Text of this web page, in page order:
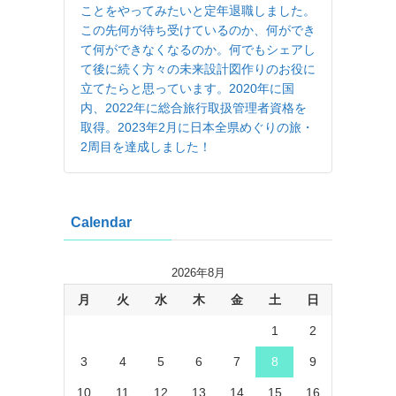
ことをやってみたいと定年退職しました。
この先何が待ち受けているのか、何ができ
て何ができなくなるのか。何でもシェアし
て後に続く方々の未来設計図作りのお役に
立てたらと思っています。2020年に国
内、2022年に総合旅行取扱管理者資格を
取得。2023年2月に日本全県めぐりの旅・
2周目を達成しました！
Calendar
2026年8月
月 火 水 木 金 土 日
1 2
3 4 5 6 7 8 9
10 11 12 13 14 15 16